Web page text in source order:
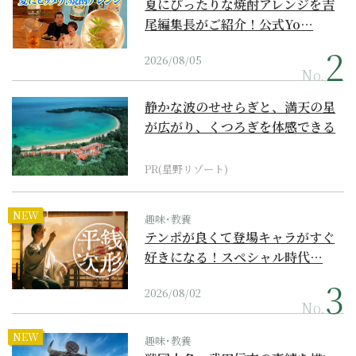
夏にぴったりな焼酎アレンジを吉
尾編集長がご紹介！公式Yo…
2026/08/05
No.
静かな波のせせらぎと、満天の星
が広がり、くつろぎを体感できる
PR(星野リゾート)
NEW 趣味･教養
テンポが良くて登場キャラがすぐ
好きになる！スペシャル時代…
2026/08/02
No.
NEW 趣味･教養